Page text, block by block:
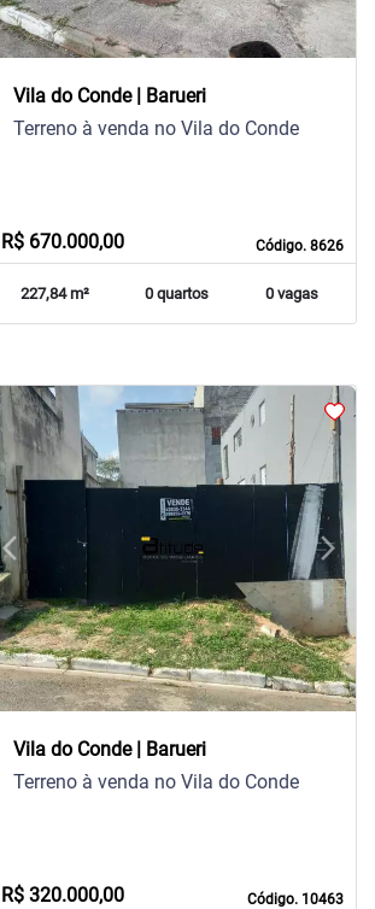
Vila do Conde | Barueri
Código. 8626
Terreno à venda no Vila do Conde
R$ 670.000,00
227,84 m² 0 quartos 0 vagas
arrow_back_iosPrevious arrow_forward_ios
Next
Vila do Conde | Barueri
Código. 10463
Terreno à venda no Vila do Conde
R$ 320.000,00